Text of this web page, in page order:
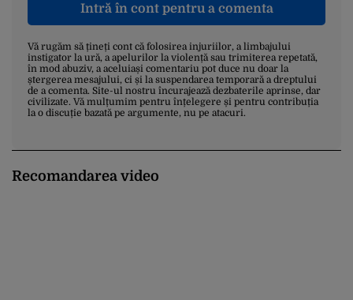
Intră în cont pentru a comenta
Vă rugăm să țineți cont că folosirea injuriilor, a limbajului
instigator la ură, a apelurilor la violență sau trimiterea repetată,
în mod abuziv, a aceluiași comentariu pot duce nu doar la
ștergerea mesajului, ci și la suspendarea temporară a dreptului
de a comenta. Site-ul nostru încurajează dezbaterile aprinse, dar
civilizate. Vă mulțumim pentru înțelegere și pentru contribuția
la o discuție bazată pe argumente, nu pe atacuri.
Recomandarea video